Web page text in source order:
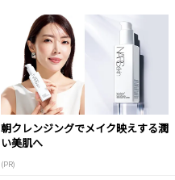
朝クレンジングでメイク映えする潤
い美肌へ
(PR)